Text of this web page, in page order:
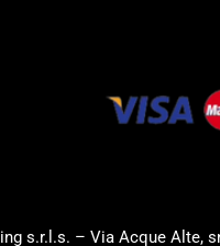
s.r.l.s. – Via Acque Alte,